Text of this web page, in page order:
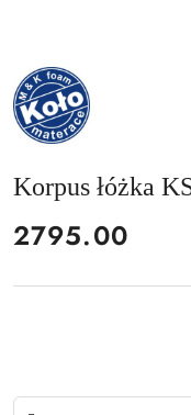
NAZWA
PRODUCENTA:
MKFOAM
Korpus łóżka
cena:
2795.00